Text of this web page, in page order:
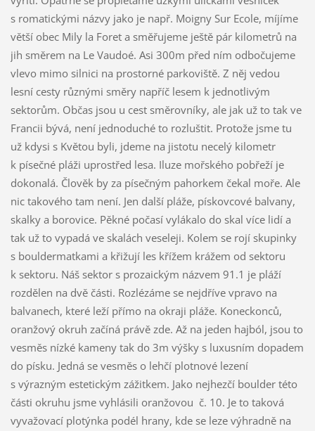
s romatickými názvy jako je např. Moigny Sur Ecole, míjíme
větší obec Mily la Foret a směřujeme ještě pár kilometrů na
jih směrem na Le Vaudoé. Asi 300m před ním odbočujeme
vlevo mimo silnici na prostorné parkoviště. Z něj vedou
lesní cesty různými směry napříč lesem k jednotlivým
sektorům. Občas jsou u cest směrovníky, ale jak už to tak ve
Francii bývá, není jednoduché to rozluštit. Protože jsme tu
už kdysi s Květou byli, jdeme na jistotu necelý kilometr
k písečné pláži uprostřed lesa. Iluze mořského pobřeží je
dokonalá. Člověk by za písečným pahorkem čekal moře. Ale
nic takového tam není. Jen další pláže, pískovcové balvany,
skalky a borovice. Pěkné počasí vylákalo do skal více lidí a
tak už to vypadá ve skalách veseleji. Kolem se rojí skupinky
s bouldermatkami a křižují les křížem krážem od sektoru
k sektoru. Náš sektor s prozaickým názvem 91.1 je pláží
rozdělen na dvě části. Rozlézáme se nejdříve vpravo na
balvanech, které leží přímo na okraji pláže. Koneckonců,
oranžový okruh začíná právě zde. Až na jeden hajból, jsou to
vesměs nízké kameny tak do 3m výšky s luxusním dopadem
do písku. Jedná se vesměs o lehčí plotnové lezení
s výrazným estetickým zážitkem. Jako nejhezčí boulder této
části okruhu jsme vyhlásili oranžovou č. 10. Je to taková
vyvažovací plotýnka podél hrany, kde se leze výhradně na